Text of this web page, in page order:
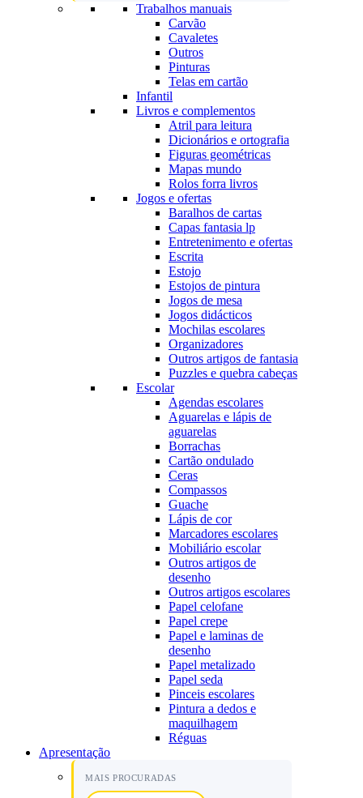
Trabalhos manuais
Carvão
Cavaletes
Outros
Pinturas
Telas em cartão
Infantil
Livros e complementos
Atril para leitura
Dicionários e ortografia
Figuras geométricas
Mapas mundo
Rolos forra livros
Jogos e ofertas
Baralhos de cartas
Capas fantasia lp
Entretenimento e ofertas
Escrita
Estojo
Estojos de pintura
Jogos de mesa
Jogos didácticos
Mochilas escolares
Organizadores
Outros artigos de fantasia
Puzzles e quebra cabeças
Escolar
Agendas escolares
Aguarelas e lápis de
aguarelas
Borrachas
Cartão ondulado
Ceras
Compassos
Guache
Lápis de cor
Marcadores escolares
Mobiliário escolar
Outros artigos de
desenho
Outros artigos escolares
Papel celofane
Papel crepe
Papel e laminas de
desenho
Papel metalizado
Papel seda
Pinceis escolares
Pintura a dedos e
maquilhagem
Réguas
Apresentação
MAIS PROCURADAS